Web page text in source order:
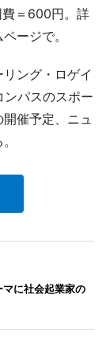
費＝600円。詳
ージで。
ング・ロゲイ
パスのスポー
催予定、ニュ
に社会起業家の